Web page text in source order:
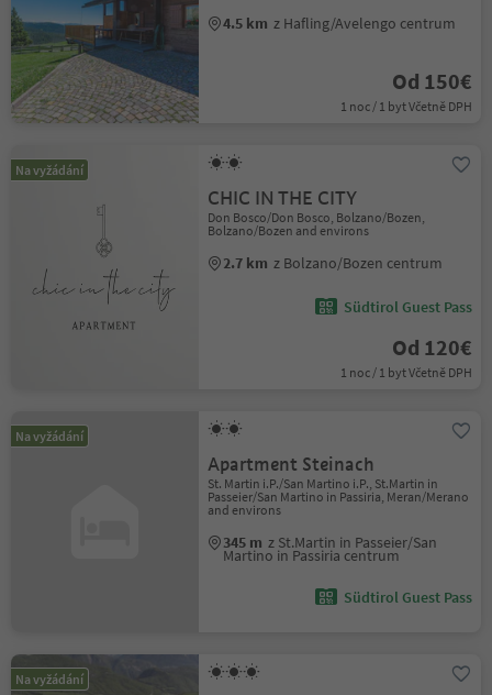
4.5 km z Hafling/Avelengo centrum
Od 150€
1 noc / 1 byt Včetně DPH
Na vyžádání
CHIC IN THE CITY
Don Bosco/Don Bosco, Bolzano/Bozen,
Bolzano/Bozen and environs
2.7 km z Bolzano/Bozen centrum
Südtirol Guest Pass
Od 120€
1 noc / 1 byt Včetně DPH
Na vyžádání
Apartment Steinach
St. Martin i.P./San Martino i.P., St.Martin in
Passeier/San Martino in Passiria, Meran/Merano
and environs
345 m z St.Martin in Passeier/San
Martino in Passiria centrum
Südtirol Guest Pass
Na vyžádání